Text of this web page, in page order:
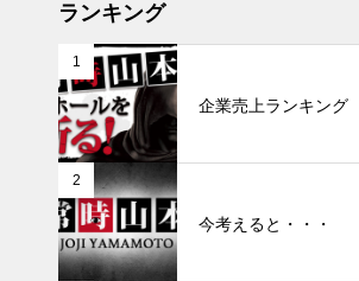
ランキング
1
企業売上ランキング
2
今考えると・・・